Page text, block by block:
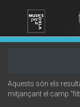
Aquests són els
mitjançant el camp